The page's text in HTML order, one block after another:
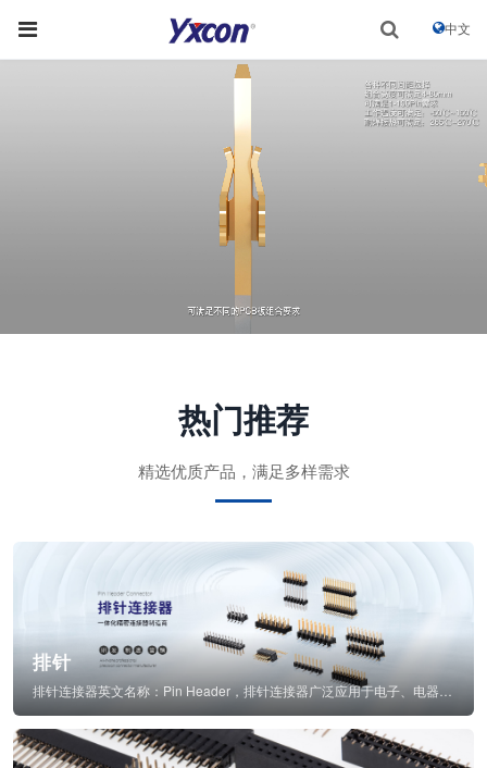
中文
热门推荐
精选优质产品，满足多样需求
排针